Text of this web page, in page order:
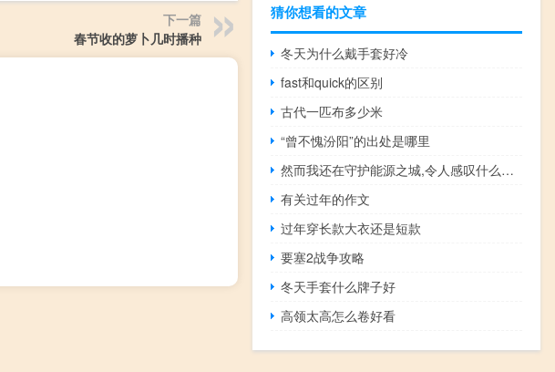
下一篇
春节收的萝卜几时播种
猜你想看的文章
冬天为什么戴手套好冷
fast和quick的区别
古代一匹布多少米
“曾不愧汾阳”的出处是哪里
然而我还在守护能源之城,令人感叹什么梗什么梗
有关过年的作文
过年穿长款大衣还是短款
要塞2战争攻略
冬天手套什么牌子好
高领太高怎么卷好看